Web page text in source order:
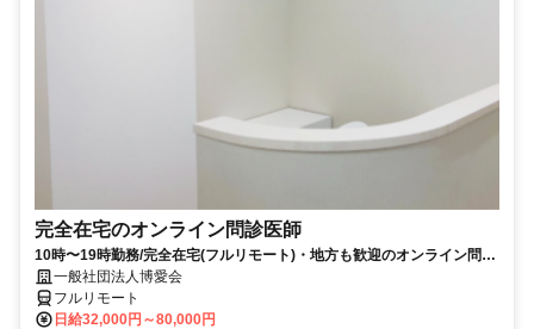
完全在宅のオンライン問診医師
10時〜19時勤務/完全在宅(フルリモート)・地方も歓迎のオンライン問診
業務一般社団法人博愛会
フルリモート
日給32,000円～80,000円